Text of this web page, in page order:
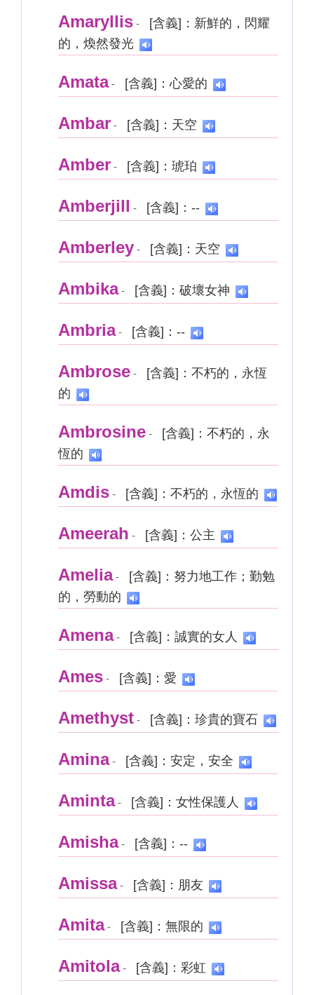
Amaryllis -
[含義]：新鮮的，閃耀
的，煥然發光
Amata- [含義]：心愛的
Ambar - [含義]：天空
Amber - [含義]：琥珀
Amberjill - [含義]：--
Amberley - [含義]：天空
Ambika- [含義]：破壞女神
Ambria- [含義]：--
Ambrose -
[含義]：不朽的，永恆
的
Ambrosine -
[含義]：不朽的，永
恆的
Amdis - [含義]：不朽的，永恆的
Ameerah - [含義]：公主
Amelia-
[含義]：努力地工作；勤勉
的，勞動的
Amena- [含義]：誠實的女人
Ames - [含義]：愛
Amethyst - [含義]：珍貴的寶石
Amina- [含義]：安定，安全
Aminta- [含義]：女性保護人
Amisha- [含義]：--
Amissa- [含義]：朋友
Amita- [含義]：無限的
Amitola- [含義]：彩虹